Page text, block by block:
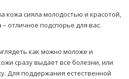
кожа сияла молодостью и красотой,
отличное подспорье для вас.
как можно моложе и
сразу выдает все болезни, или
Для поддержания естественной